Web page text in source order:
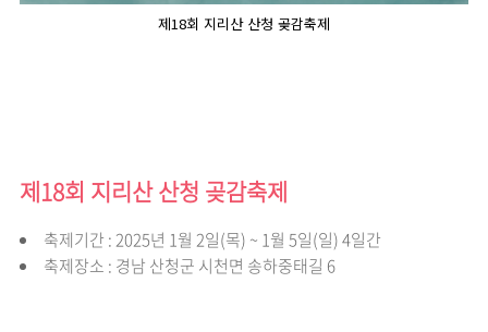
제18회 지리산 산청 곶감축제
제18회 지리산 산청 곶감축제
축제기간 : 2025년 1월 2일(목) ~ 1월 5일(일) 4일간
축제장소 : 경남 산청군 시천면 송하중태길 6